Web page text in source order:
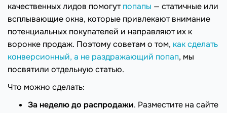
качественных лидов помогутпопапы — статичные или
всплывающие окна, которые привлекают внимание
потенциальных покупателей и направляют их к
воронке продаж. Поэтому советам о том, как сделать
конверсионный, а не раздражающий попап, мы
посвятили отдельную статью.
Что можно сделать:
За неделю до распродажи. Разместите на сайте